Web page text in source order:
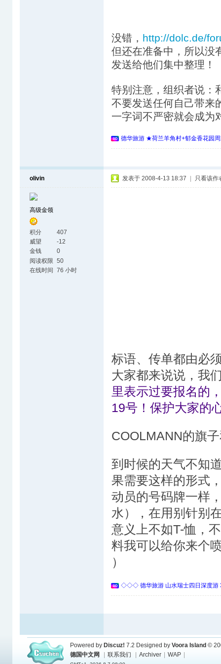
没错， http://dolc.de/
但还在准备中，所以没
发送给他们集中整理！
特别注意，组织者说：
不要发送任何自己带来
一字词不严密就会成为
德华旅游 ★荷兰羊角村+郁金香花园
olivin
高级金领
积分
407
威望
-12
金钱
0
阅读权限 50
在线时间 76 小时
发表于 2008-4-13 18:37 只看该作
标语、传单都由必
大家都来说说，我
里表示过要报名的
19号！保护大家的
COOLMANN的旗
到时候的天气不知
果需要这样的形式
动员的号码牌一样
水），在用别针别
意义上不如T-恤，
料我可以给你来个
）
◇◇◇ 德华旅游 山水瑞士四日深度
Powered by Discuz! 7.2 Designed by Voora Island ©
德国中文网
联系我们 Archiver WAP